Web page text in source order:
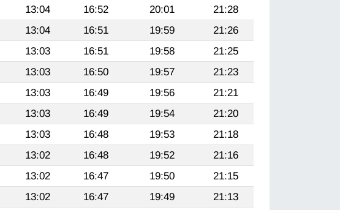
13:04 16:52 20:01
21:28
13:04 16:51 19:59
21:26
13:03 16:51 19:58
21:25
13:03 16:50 19:57
21:23
13:03 16:49 19:56
21:21
13:03 16:49 19:54
21:20
13:03 16:48 19:53
21:18
13:02 16:48 19:52
21:16
13:02 16:47 19:50
21:15
13:02 16:47 19:49
21:13